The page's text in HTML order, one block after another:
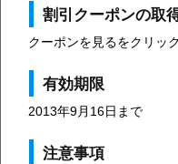
割引クーポンの取
クーポンを見るをクリッ
有効期限
2013年9月16日まで
注意事項